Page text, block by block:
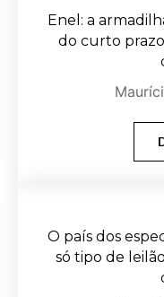
Enel: a
do curto
O país dos
só tipo de